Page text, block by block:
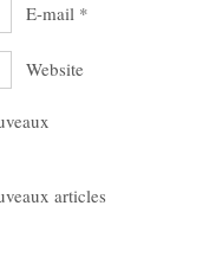
E-mail *
Website
articles